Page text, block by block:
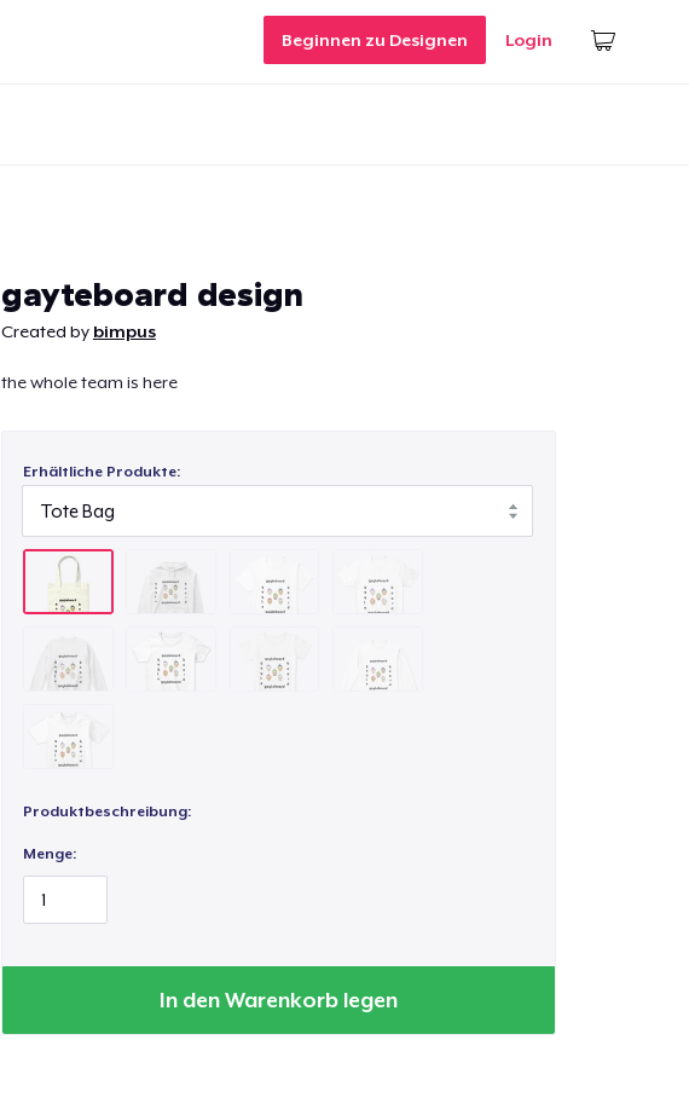
Beginnen zu Designen Login
gayteboard design
Created by bimpus
the whole team is here
Erhältliche Produkte:
Produktbeschreibung:
Menge:
In den Warenkorb legen